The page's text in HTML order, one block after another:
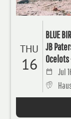
THU
16
BLUE
JB
Ocelots
Jul